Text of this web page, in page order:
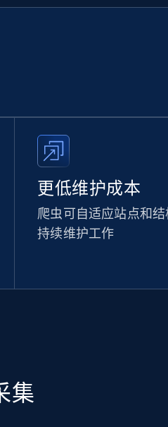
更低维护成本
爬虫可自适应站点和
持续维护工作
集